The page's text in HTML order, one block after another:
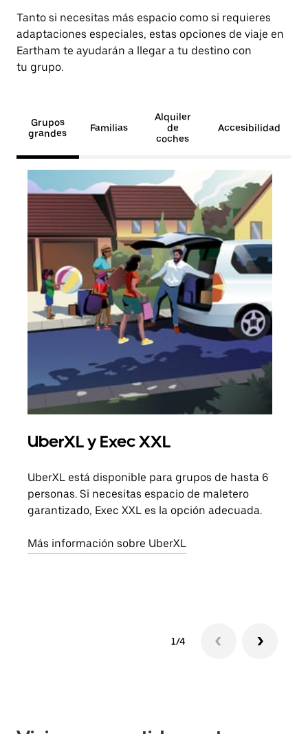
Tanto si necesitas más espacio como si requieres
adaptaciones especiales, estas opciones de viaje en
Eartham te ayudarán a llegar a tu destino con
tu grupo.
Grupos
grandes
Familias
Alquiler
de
coches
Accesibilidad
UberXL y Exec XXL
UberXL está disponible para grupos de hasta 6
personas. Si necesitas espacio de maletero
garantizado, Exec XXL es la opción adecuada.
Más información sobre UberXL
1/4